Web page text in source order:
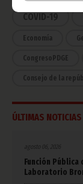
COVID-19
Economía
CongresoPDGE
Consejo de la
ÚLTIMAS NOTICIAS
agosto 06, 2026
Función
Laboratorio